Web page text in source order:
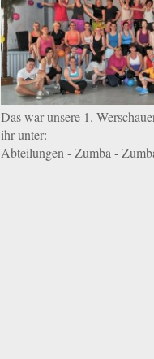
Das war unsere 1.
ihr unter:
Abteilungen - Zumba -